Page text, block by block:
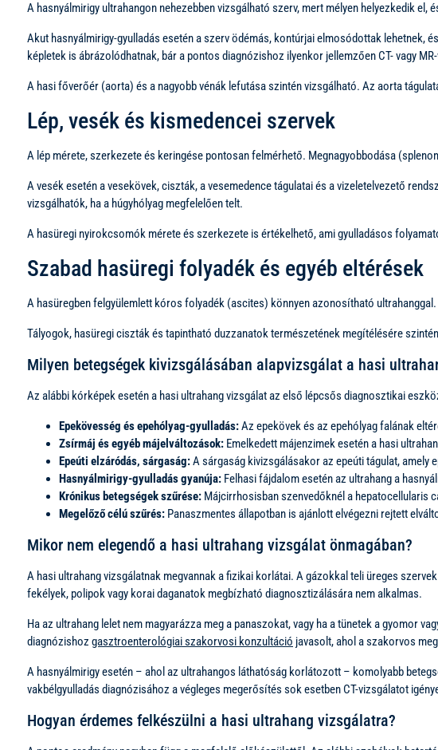
A hasnyálmirigy ultrahangon nehezebben vizsgálható szerv, mert mélyen helyezkedik
Akut hasnyálmirigy-gyulladás esetén a szerv ödémás, kontúrjai elmosódottak lehetnek,
képletek is ábrázolódhatnak, bár a pontos diagnózishoz ilyenkor jellemzően CT- vagy
A hasi főverőér (aorta) és a nagyobb vénák lefutása szintén vizsgálható. Az aorta
Lép, vesék és kismedencei szervek
A lép mérete, szerkezete és keringése pontosan felmérhető. Megnagyobbodása
A vesék esetén a vesekövek, ciszták, a vesemedence tágulatai és a vizeletelvezető
vizsgálhatók, ha a húgyhólyag megfelelően telt.
A hasüregi nyirokcsomók mérete és szerkezete is értékelhető, ami gyulladásos
Szabad hasüregi folyadék és egyéb eltérések
A hasüregben felgyülemlett kóros folyadék (ascites) könnyen azonosítható
Tályogok, hasüregi ciszták és tapintható duzzanatok természetének megítélésére
Milyen betegségek kivizsgálásában alapvizsgálat a hasi
Az alábbi kórképek esetén a hasi ultrahang vizsgálat az első lépcsős diagnosztikai
Epekövesség és epehólyag-gyulladás:Az epekövek és az epehólyag falának
Zsírmáj és egyéb májelváltozások: Emelkedett májenzimek esetén a hasi
Epeúti elzáródás, sárgaság:A sárgaság kivizsgálásakor az epeúti tágulat, amely
Hasnyálmirigy-gyulladás gyanúja: Felhasi fájdalom esetén az ultrahang a
Krónikus betegségek szűrése: Májcirrhosisban szenvedőknél a hepatocellularis
Megelőző célú szűrés: Panaszmentes állapotban is ajánlott elvégezni rejtett
Mikor nem elegendő a hasi ultrahang vizsgálat önmagában?
A hasi ultrahang vizsgálatnak megvannak a fizikai korlátai. A gázokkal teli üreges
fekélyek, polipok vagy korai daganatok megbízható diagnosztizálására nem alkalmas.
Ha az ultrahang lelet nem magyarázza meg a panaszokat, vagy ha a tünetek a gyomor
diagnózishoz gasztroenterológiai szakorvosi konzultáció javasolt, ahol a szakorvos
A hasnyálmirigy esetén – ahol az ultrahangos láthatóság korlátozott – komolyabb
vakbélgyulladás diagnózisához a végleges megerősítés sok esetben CT-vizsgálatot
Hogyan érdemes felkészülni a hasi ultrahang vizsgálatra?